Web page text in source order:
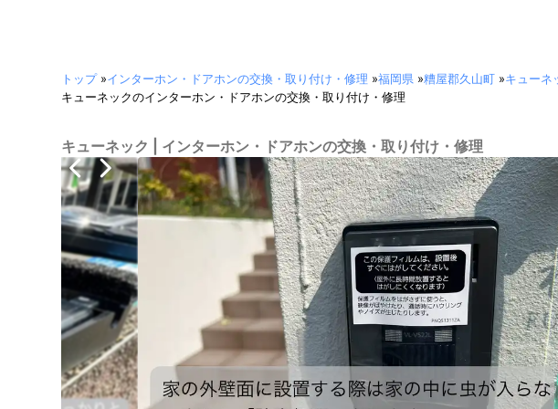
トップ»インターホン・ドアホンの交換・取り付け・修理 »福岡県 »糟屋郡久山町 »キューネ
キューネックのインターホン・ドアホンの交換・取り付け・修理
キューネック | インターホン・ドアホンの交換・取り付け・修理